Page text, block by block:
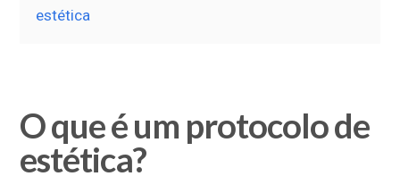
estética
O que é um protocolo de
estética?